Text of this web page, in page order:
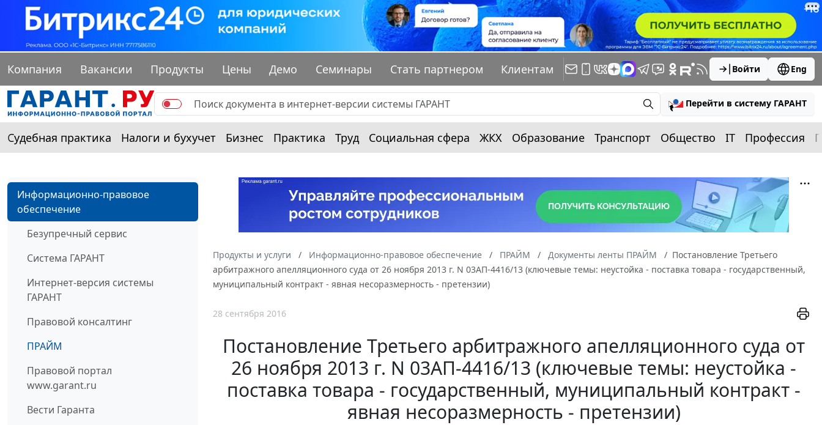
Компания Вакансии Продукты Цены Демо Семинары Стать партнером Клиентам Войти Eng
Перейти в систему ГАРАНТ
Судебная практика Налоги и бухучет Бизнес Практика Труд Социальная сфера ЖКХ Образование Транспорт Общество IT Профессия
Информационно-правовое
обеспечение
Безупречный сервис
Система ГАРАНТ
Интернет-версия системы
ГАРАНТ
Правовой консалтинг
ПРАЙМ
Правовой портал
www.garant.ru
Вести Гаранта
Продукты и услуги Информационно-правовое обеспечение ПРАЙМ Документы ленты ПРАЙМ
Постановление Третьего
арбитражного апелляционного суда от 26 ноября 2013 г. N 03АП-4416/13 (ключевые темы: неустойка - поставка товара - государственный,
муниципальный контракт - явная несоразмерность - претензии)
28 сентября 2016
Постановление Третьего арбитражного апелляционного суда от
26 ноября 2013 г. N 03АП-4416/13 (ключевые темы: неустойка -
поставка товара - государственный, муниципальный контракт -
явная несоразмерность - претензии)